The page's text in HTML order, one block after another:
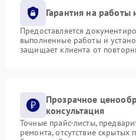
Гарантия на работы
Предоставляется
выполненные работы и
защищает клиента от
Прозрачное
консультация
Точные прайс-листы,
ремонта, отсутствие скрытых